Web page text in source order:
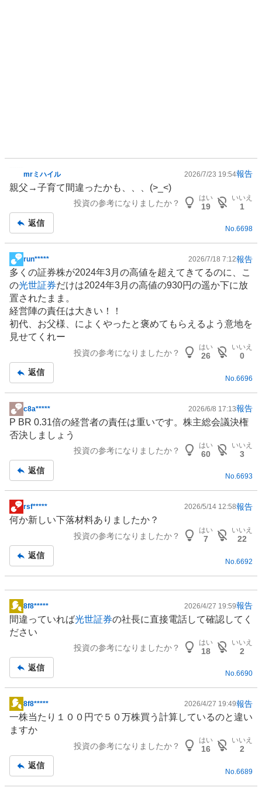
示
事
mrミハイル 2026/7/23 19:54報告
親父→子育て間違ったかも、、、(>_<)
投資の参考になりましたか？
はい
19
いいえ
1
返信
No.6698
掲
示
板
記
事
run***** 2026/7/18 7:12報告
多くの証券株が2024年3月の高値を超えてきてるのに、こ
の光世証券だけは2024年3月の高値の930円の遥か下に放
置されたまま。
経営陣の責任は大きい！！
初代、お父様、によくやったと褒めてもらえるよう意地を
見せてくれー
投資の参考になりましたか？
はい
26
いいえ
0
返信
No. 6696
掲
示
板
c8a***** 2026/6/8 17:13報告
P BR 0.31倍の経営者の責任は重いです。株主総会議決権
否決しましょう
投資の参考になりましたか？
はい
60
いいえ
3
返信
No.6693
掲
示
事
rsf***** 2026/5/14 12:58報告
何か新しい下落材料ありましたか？
投資の参考になりましたか？
はい
7
いいえ
22
返信
No. 6692
掲
示
板
8f8***** 2026/4/27 19:59報告
間違っていれば光世証券の社長に直接電話して確認してく
ださい
投資の参考になりましたか？
はい
18
いいえ
2
返信
No.6690
掲
板
8f8***** 2026/4/27 19:49報告
一株当たり１００円で５０万株買う計算しているのと違い
ますか
投資の参考になりましたか？
はい
16
いいえ
2
返信
No. 6689